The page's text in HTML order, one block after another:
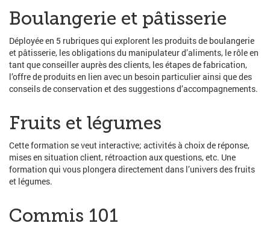
Boulangerie et pâtisserie
Déployée en 5 rubriques qui explorent les produits de boulangerie
et pâtisserie, les obligations du manipulateur d’aliments, le rôle en
tant que conseiller auprès des clients, les étapes de fabrication,
l’offre de produits en lien avec un besoin particulier ainsi que des
conseils de conservation et des suggestions d’accompagnements.
Fruits et légumes
Cette formation se veut interactive; activités à choix de réponse,
mises en situation client, rétroaction aux questions, etc. Une
formation qui vous plongera directement dans l’univers des fruits
et légumes.
Commis 101